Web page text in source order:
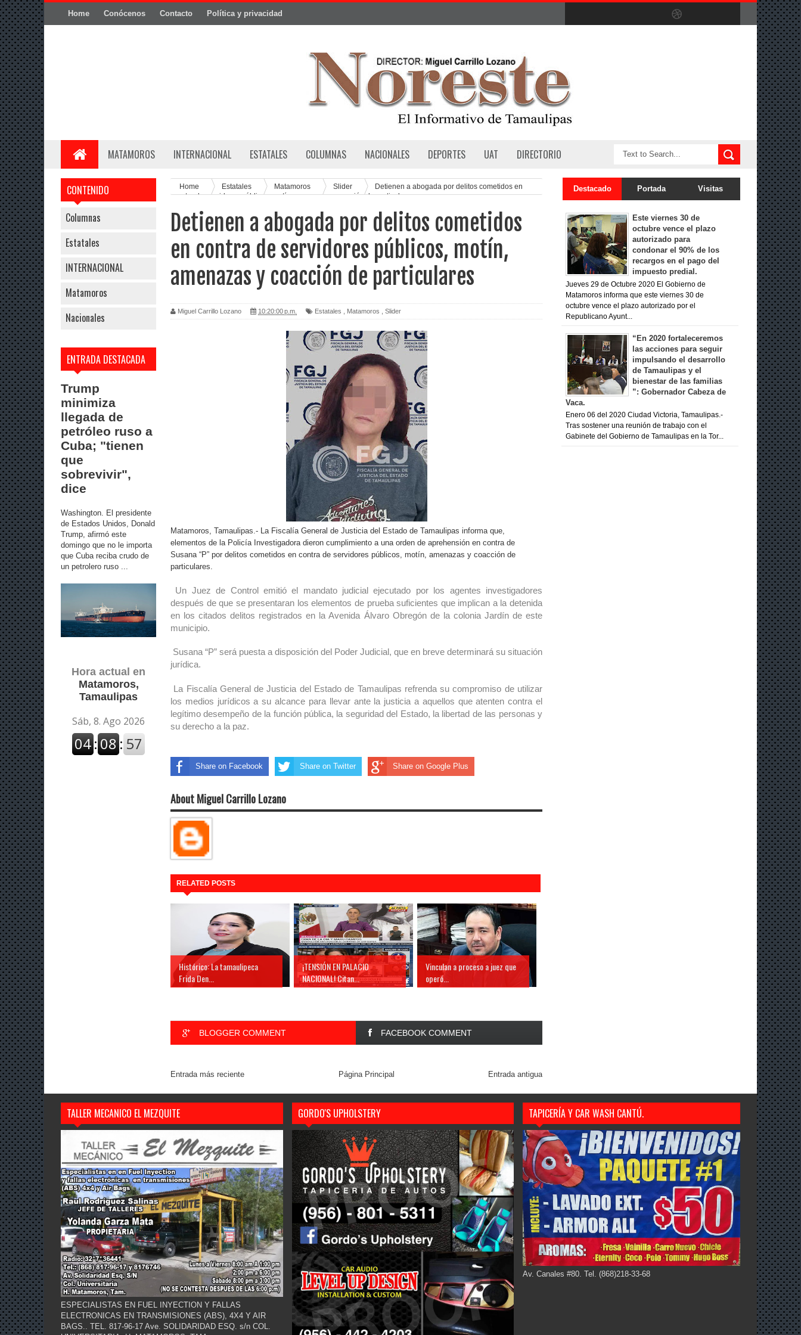
Home Conócenos Contacto Política y privacidad
MATAMOROS INTERNACIONAL ESTATALES COLUMNAS NACIONALES DEPORTES UAT DIRECTORIO
CONTENIDO
Columnas
Estatales
INTERNACIONAL
Matamoros
Nacionales
ENTRADA DESTACADA
Trump
minimiza
llegada de
petróleo ruso a
Cuba; "tienen
que
sobrevivir",
dice
Washington. El presidente
de Estados Unidos, Donald
Trump, afirmó este
domingo que no le importa
que Cuba reciba crudo de
un petrolero ruso ...
Hora actual en
Matamoros,
Tamaulipas
Home Estatales Matamoros Slider
Detienen a abogada por delitos cometidos en
contra de servidores públicos, motín, amenazas y coacción de particulares
Detienen a abogada por delitos cometidos
en contra de servidores públicos, motín,
amenazas y coacción de particulares
Miguel Carrillo Lozano 10:20:00 p.m. Estatales Matamoros Slider
Matamoros, Tamaulipas.- La Fiscalía General de Justicia del Estado de Tamaulipas informa que,
elementos de la Policía Investigadora dieron cumplimiento a una orden de aprehensión en contra de
Susana “P” por delitos cometidos en contra de servidores públicos, motín, amenazas y coacción de
particulares.
Un Juez de Control emitió el mandato judicial ejecutado por los agentes investigadores
después de que se presentaran los elementos de prueba suficientes que implican a la detenida
en los citados delitos registrados en la Avenida Álvaro Obregón de la colonia Jardín de este
municipio.
Susana “P” será puesta a disposición del Poder Judicial, que en breve determinará su situación
jurídica.
La Fiscalía General de Justicia del Estado de Tamaulipas refrenda su compromiso de utilizar
los medios jurídicos a su alcance para llevar ante la justicia a aquellos que atenten contra el
legítimo desempeño de la función pública, la seguridad del Estado, la libertad de las personas y
su derecho a la paz.
Share on Facebook Share on Twitter Share on Google Plus
About Miguel Carrillo Lozano
RELATED POSTS
Histórico: La tamaulipeca
Frida Den...
¡TENSIÓN EN PALACIO
NACIONAL! Citan...
Vinculan a proceso a juez que
operó...
BLOGGER COMMENT FACEBOOK COMMENT
Entrada más reciente Entrada antigua
Página Principal
Destacado Portada Visitas
Este viernes 30 de
octubre vence el plazo
autorizado para
condonar el 90% de los
recargos en el pago del
impuesto predial.
Jueves 29 de Octubre 2020 El Gobierno de
Matamoros informa que este viernes 30 de
octubre vence el plazo autorizado por el
Republicano Ayunt...
“En 2020 fortaleceremos
las acciones para seguir
impulsando el desarrollo
de Tamaulipas y el
bienestar de las familias
”: Gobernador Cabeza de
Vaca.
Enero 06 del 2020 Ciudad Victoria, Tamaulipas.-
Tras sostener una reunión de trabajo con el
Gabinete del Gobierno de Tamaulipas en la Tor...
TALLER MECANICO EL MEZQUITE
ESPECIALISTAS EN FUEL INYECTION Y FALLAS
ELECTRONICAS EN TRANSMISIONES (ABS), 4X4 Y AIR
BAGS.. TEL. 817-96-17 Ave. SOLIDARIDAD ESQ. s/n COL.
GORDO'S UPHOLSTERY TAPICERÍA Y CAR WASH CANTÚ.
Av. Canales #80. Tel. (868)218-33-68